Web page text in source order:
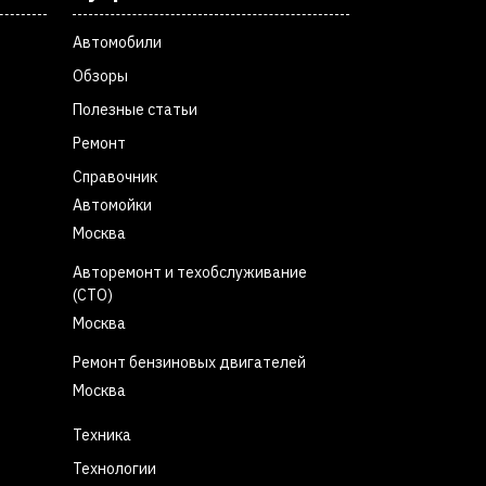
Автомобили
Обзоры
Полезные статьи
Ремонт
Справочник
Автомойки
Москва
Авторемонт и техобслуживание
(СТО)
Москва
Ремонт бензиновых двигателей
Москва
Техника
Технологии